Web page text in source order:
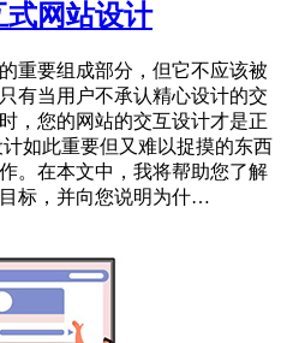
式网站设计
重要组成部分，但它不应该被
有当用户不承认精心设计的交
，您的网站的交互设计才是正
如此重要但又难以捉摸的东西
。在本文中，我将帮助您了解
标，并向您说明为什…